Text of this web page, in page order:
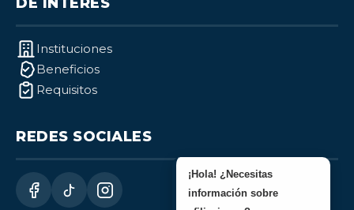
Instituciones
Beneficios
Requisitos
REDES SOCIALES
¡Hola! ¿Necesitas
información sobre